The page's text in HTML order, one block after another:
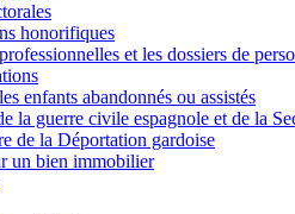
honorifiques
et les dossiers de
enfants abandonnés ou assistés
la guerre civile espagnole et de la
de la Déportation gardoise
un bien immobilier